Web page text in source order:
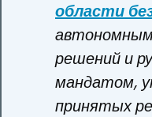
области
решений и
мандатом,
принятых